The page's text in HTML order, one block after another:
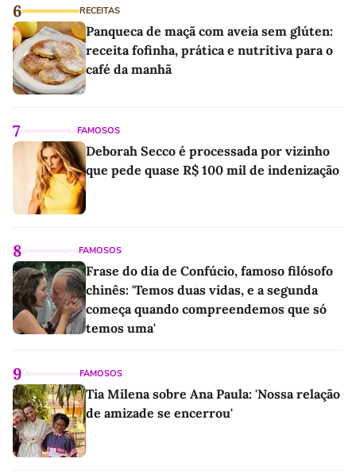
6 RECEITAS
Panqueca de maçã com aveia sem glúten:
receita fofinha, prática e nutritiva para o
café da manhã
7 FAMOSOS
Deborah Secco é processada por vizinho
que pede quase R$ 100 mil de indenização
8 FAMOSOS
Frase do dia de Confúcio, famoso filósofo
chinês: 'Temos duas vidas, e a segunda
começa quando compreendemos que só
temos uma'
9 FAMOSOS
Tia Milena sobre Ana Paula: 'Nossa relação
de amizade se encerrou'